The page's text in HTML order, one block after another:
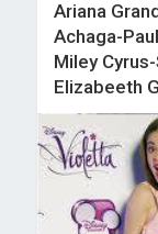
Ariana
Achaga-
Miley
Elizabeeth